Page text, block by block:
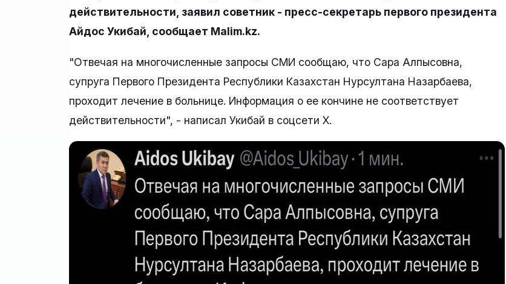
действительности, заявил советник - пресс-секретарь первого президента
Айдос Укибай, сообщает Malim.kz.
"Отвечая на многочисленные запросы СМИ сообщаю, что Сара Алпысовна,
супруга Первого Президента Республики Казахстан Нурсултана Назарбаева,
проходит лечение в больнице. Информация о ее кончине не соответствует
действительности", - написал Укибай в соцсети X.